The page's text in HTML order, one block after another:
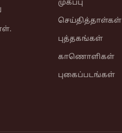
முகப்பு
செய்தித்தாள்கள்
புத்தகங்கள்
காணொளிகள்
புகைப்படங்கள்